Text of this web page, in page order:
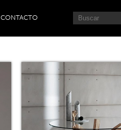
CONTACTO